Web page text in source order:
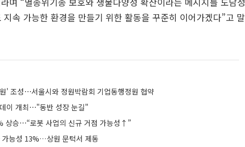
속 가능한 환경을 만들기 위한 활동을 꾸준히 이어가겠다”고 말
' 조성⋯서울시와 정원박람회 기업동행정원 협약
이 개최⋯"동반 성장 눈길"
상승⋯“로봇 사업의 신규 거점 가능성↑”
능성 13%…상원 문턱서 제동